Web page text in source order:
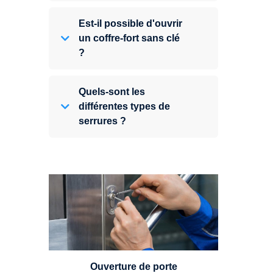
Est-il possible d'ouvrir
un coffre-fort sans clé
?
Quels-sont les
différentes types de
serrures ?
Vous avez perdu vos clés ou la
porte s'est refermée derrière vous
? Un serrurier est disponible
24h/7.
Ouverture de porte